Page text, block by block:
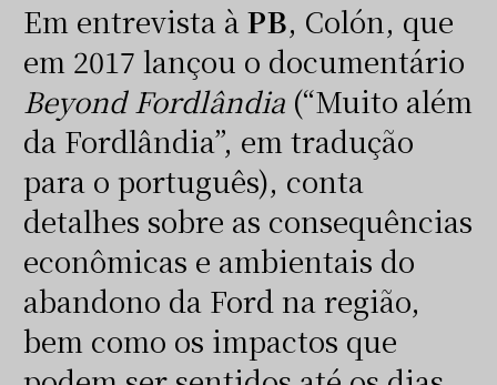
Em entrevista àPB, Colón, que
em 2017 lançou o documentário
Beyond Fordlândia(“Muito além
da Fordlândia”, em tradução
para o português), conta
detalhes sobre as consequências
econômicas e ambientais do
abandono da Ford na região,
bem como os impactos que